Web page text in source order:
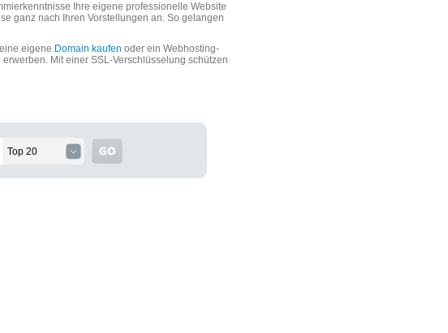
Ihre eigene professionelle Website
ganz nach Ihren Vorstellungen an. So gelangen
eigene Domain kaufen oder ein Webhosting-
Mit einer SSL-Verschlüsselung schützen
Top 20